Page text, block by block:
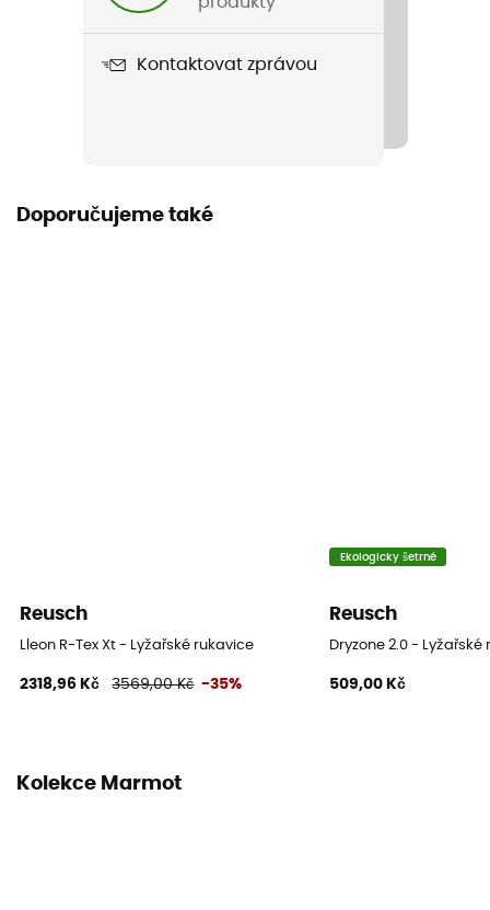
Randonnee GTX GloveKontaktovat zprávou
Doporučujeme také
Reusch
Lleon R-Tex Xt - Lyžařské rukavice
2318,96 Kč 3569,00 Kč -35%
Ekologicky šetrné
Reusch
Dryzone 2.0 - Lyžařské
509,00 Kč
Kolekce Marmot